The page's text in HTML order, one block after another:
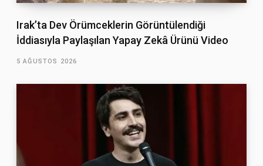
Irak’ta Dev Örümceklerin Görüntülendiği
İddiasıyla Paylaşılan Yapay Zekâ Ürünü Video
5 AĞUSTOS 2026